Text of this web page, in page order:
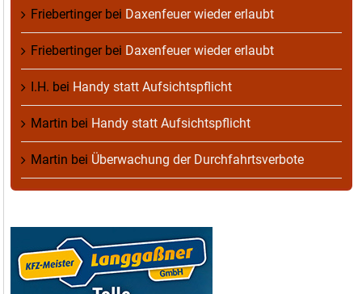
Friebertingerbei Daxenfeuer wieder erlaubt
Friebertingerbei Daxenfeuer wieder erlaubt
I.H. bei Handy statt Aufsichtspflicht
Martin bei Handy statt Aufsichtspflicht
Martin bei Überwachung der Durchfahrtsverbote